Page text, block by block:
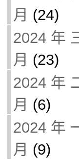
月 (24)
2024 年
月 (23)
2024 年
月 (6)
2024 年
月 (9)